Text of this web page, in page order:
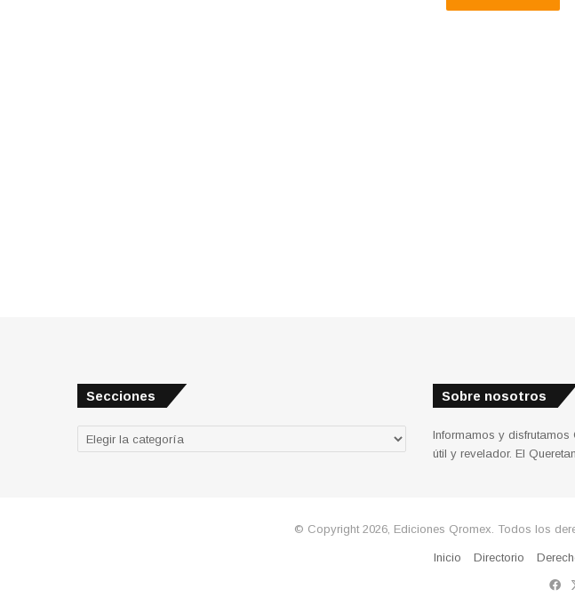
Secciones
Secciones
Sobre nosotros
Informamos y disfrutamos
útil y revelador. El
© Copyright 2026, Ediciones Qromex. Todos los
Inicio Directorio